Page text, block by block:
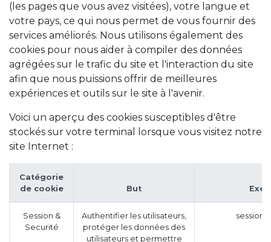
(les pages que vous avez visitées), votre langue et
votre pays, ce qui nous permet de vous fournir des
services améliorés. Nous utilisons également des
cookies pour nous aider à compiler des données
agrégées sur le trafic du site et l'interaction du site
afin que nous puissions offrir de meilleures
expériences et outils sur le site à l'avenir.
Voici un aperçu des cookies susceptibles d'être
stockés sur votre terminal lorsque vous visitez notre
site Internet :
Catégorie
de cookie
But
Session &
Securité
Authentifier les utilisateurs,
protéger les données des
utilisateurs et permettre